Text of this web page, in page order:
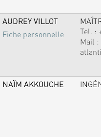
AUDREY VILLOT
Fiche personnelle
Tel. :
Mail :
NAÏM AKKOUCHE